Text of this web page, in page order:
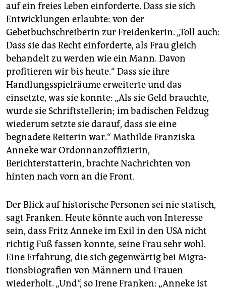
auf ein freies Leben einforderte. Dass sie sich
Entwicklungen erlaubte: von der
Gebetbuchschreiberin zur Freidenkerin. „Toll auch:
Dass sie das Recht einforderte, als Frau gleich
behandelt zu werden wie ein Mann. Davon
profitieren wir bis heute.“ Dass sie ihre
Handlungsspielräume erweiterte und das
einsetzte, was sie konnte: „Als sie Geld brauchte,
wurde sie Schriftstellerin; im badischen Feldzug
wiederum setzte sie darauf, dass sie eine
begnadete Reiterin war.“ Mathilde Franziska
Anneke war Ordonnanzoffizierin,
Berichterstatterin, brachte Nachrichten von
hinten nach vorn an die Front.
Der Blick auf historische Personen sei nie statisch,
sagt Franken. Heute könnte auch von Interesse
sein, dass Fritz Anneke im Exil in den USA nicht
richtig Fuß fassen konnte, seine Frau sehr wohl.
Eine Erfahrung, die sich gegenwärtig bei Migra­
tions­biografien von Männern und Frauen
wiederholt. „Und“, so Irene Franken: „Anneke ist